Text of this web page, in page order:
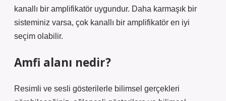
kanallı bir amplifikatör uygundur. Daha karmaşık bir
sisteminiz varsa, çok kanallı bir amplifikatör en iyi
seçim olabilir.
Amfi alanı nedir?
Resimli ve sesli gösterilerle bilimsel gerçekleri